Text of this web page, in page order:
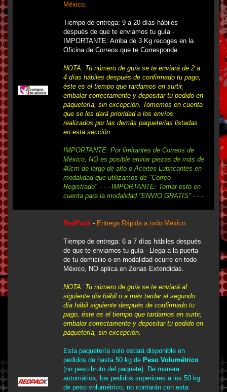
México.
Tiempo de entrega: 9 a 20 días hábiles
después de que te enviamos tu guía -
IMPORTANTE: Arriba de 3 Kg recoges en la
Oficina de Correos que te Corresponde.
NOTA: Tu número de guía se te enviará de 2 a
4 días hábiles después de confirmado tu pago,
éste es el tiempo que tardamos en surtir,
embalar correctamente y depositar tu pedido en
paquetería, sin excepción. Tomemos en cuenta
que se les dará prioridad a los envíos
realizados por las demás paqueterias listadas
en esta sección.
IMPORTANTE: Por limitantes de Correos de
México, NO es posible enviar piezas de más de
40cm de largo de alto o Aceites Lubricantes en
modalidad que utilizamos de "Correo
Registrado" - - - IMPORTANTE: Tomar esto en
cuenta para la modalidad "ENVIO GRATIS" - - -
RedPack - Entrega Rápida a todo México.
Tiempo de entrega: 6 a 7 días hábiles después
de que te enviamos tu guía - Llega a la puerta
de tu domicilio o en modalidad ocurre en todo
México, NO aplica en Zonas Extendidas.
NOTA: Tu número de guía se te enviará al
siguiente día hábil o a más tardar al segundo
día hábil siguiente después de confirmado tu
pago, éste es el tiempo que tardamos en surtir,
embalar correctamente y depositar tu pedido en
paquetería, sin excepción.
Esta paquetería solo estará disponible en
pedidos de hasta 50 kg de Peso Volumétrico
(no peso bruto del paquete). De manera
automática, los pedidos superiores a los 50 kg
de peso volumétrico, no contarán con esta